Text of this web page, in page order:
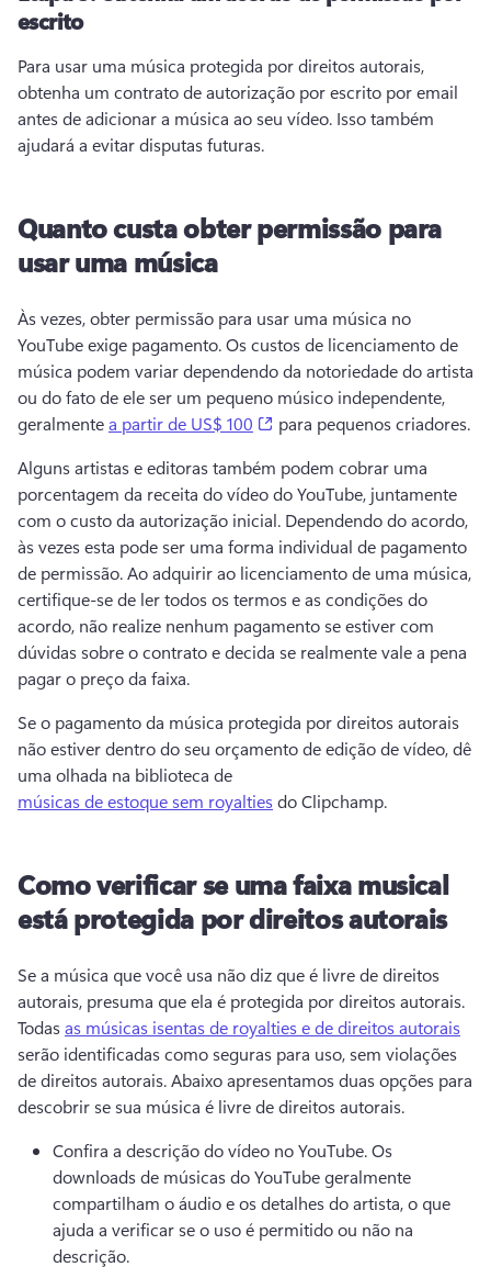
escrito
Para usar uma música protegida por direitos autorais,
obtenha um contrato de autorização por escrito por email
antes de adicionar a música ao seu vídeo. Isso também
ajudará a evitar disputas futuras.
Quanto custa obter permissão para
usar uma música
Às vezes, obter permissão para usar uma música no
YouTube exige pagamento. Os custos de licenciamento de
música podem variar dependendo da notoriedade do artista
ou do fato de ele ser um pequeno músico independente,
geralmente a partir de US$ 100 (opens in a new tab)
Alguns artistas e editoras também podem cobrar uma
porcentagem da receita do vídeo do YouTube, juntamente
com o custo da autorização inicial. Dependendo do acordo,
às vezes esta pode ser uma forma individual de pagamento
de permissão. Ao adquirir ao licenciamento de uma música,
certifique-se de ler todos os termos e as condições do
acordo, não realize nenhum pagamento se estiver com
dúvidas sobre o contrato e decida se realmente vale a pena
pagar o preço da faixa.
Se o pagamento da música protegida por direitos autorais
não estiver dentro do seu orçamento de edição de vídeo, dê
uma olhada na biblioteca de
músicas de estoque sem royalties do Clipchamp.
Como verificar se uma faixa musical
está protegida por direitos autorais
Se a música que você usa não diz que é livre de direitos
Todas as músicas isentas de royalties e de direitos autorais
serão identificadas como seguras para uso, sem violações
de direitos autorais. Abaixo apresentamos duas opções para
descobrir se sua música é livre de direitos autorais.
Confira a descrição do vídeo no YouTube. Os
downloads de músicas do YouTube geralmente
compartilham o áudio e os detalhes do artista, o que
ajuda a verificar se o uso é permitido ou não na
descrição.